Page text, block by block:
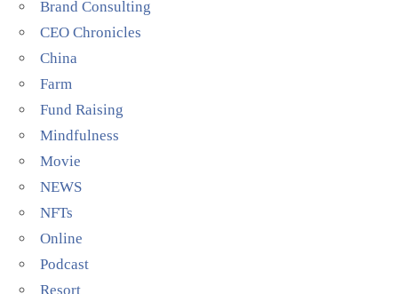
Brand Consulting
CEO Chronicles
China
Farm
Fund Raising
Mindfulness
Movie
NEWS
NFTs
Online
Podcast
Resort